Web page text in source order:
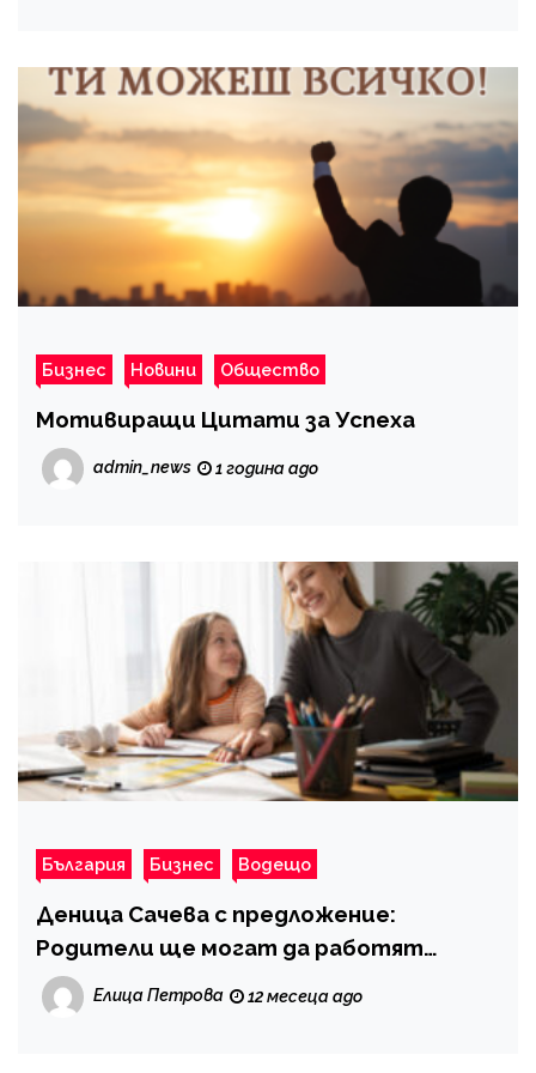
Бизнес Новини Общество
Мотивиращи Цитати за Успеха
admin_news 1 година ago
България Бизнес Водещо
Деница Сачева с предложение:
Родители ще могат да работят
дистанционно през лятната ваканция
Елица Петрова 12 месеца ago